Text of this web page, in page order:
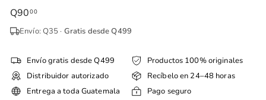
Precio
Q9000Q90.00
Envío: Q35 · Gratis desde Q499
Envío gratis desde Q499
Productos 100% originales
Distribuidor autorizado
Recíbelo en 24–48 horas
Entrega a toda Guatemala
Pago seguro